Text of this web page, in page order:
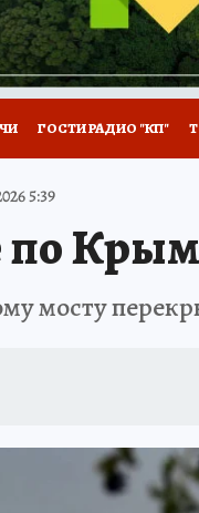
ГОСТИ РАДИО "КП"
ЗДОРОВЬЕ КУБАНИ
5:39
мосту